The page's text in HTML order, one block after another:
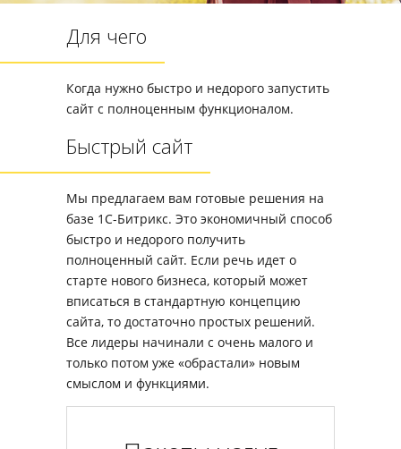
Для чего
Когда нужно быстро и недорого запустить
сайт с полноценным функционалом.
Быстрый сайт
Мы предлагаем вам готовые решения на
базе 1С-Битрикс. Это экономичный способ
быстро и недорого получить
полноценный сайт. Если речь идет о
старте нового бизнеса, который может
вписаться в стандартную концепцию
сайта, то достаточно простых решений.
Все лидеры начинали с очень малого и
только потом уже «обрастали» новым
смыслом и функциями.